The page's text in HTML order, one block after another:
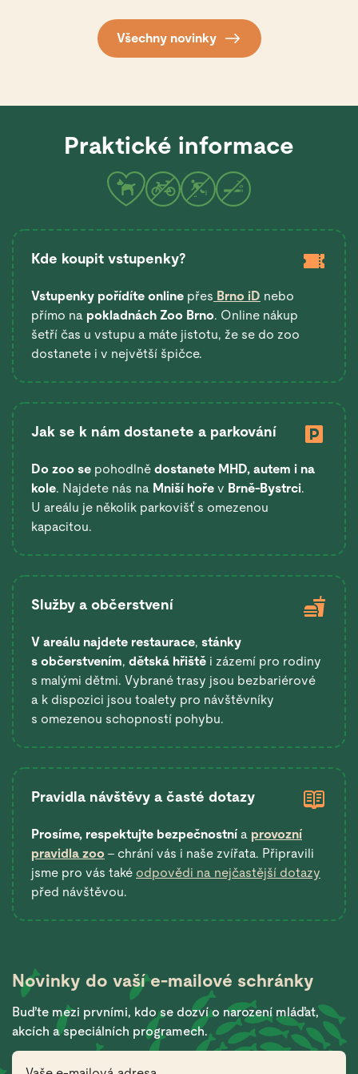
Všechny novinky
Praktické informace
Kde koupit vstupenky?
Vstupenky pořídíte online přes Brno iD nebo
přímo na pokladnách Zoo Brno. Online nákup
šetří čas u vstupu a máte jistotu, že se do zoo
dostanete i v největší špičce.
Jak se k nám dostanete a parkování
Do zoo se pohodlně dostanete MHD, autem i na
kole. Najdete nás na Mniší hoře v Brně-Bystrci.
U areálu je několik parkovišť s omezenou
kapacitou.
Služby a občerstvení
V areálu najdete restaurace, stánky
s občerstvením, dětská hřiště i zázemí pro rodiny
s malými dětmi. Vybrané trasy jsou bezbariérové
a k dispozici jsou toalety pro návštěvníky
s omezenou schopností pohybu.
Pravidla návštěvy a časté dotazy
Prosíme, respektujte bezpečnostní a provozní
pravidla zoo – chrání vás i naše zvířata. Připravili
jsme pro vás také odpovědi na nejčastější dotazy
před návštěvou.
Novinky do vašíe-mailové schránky
Buďte mezi prvními, kdo se dozví o narození mláďat,
akcích a speciálních programech.